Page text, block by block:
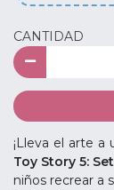
CANTIDAD
¡Lleva el arte
Toy Story 5:
niños recrear a